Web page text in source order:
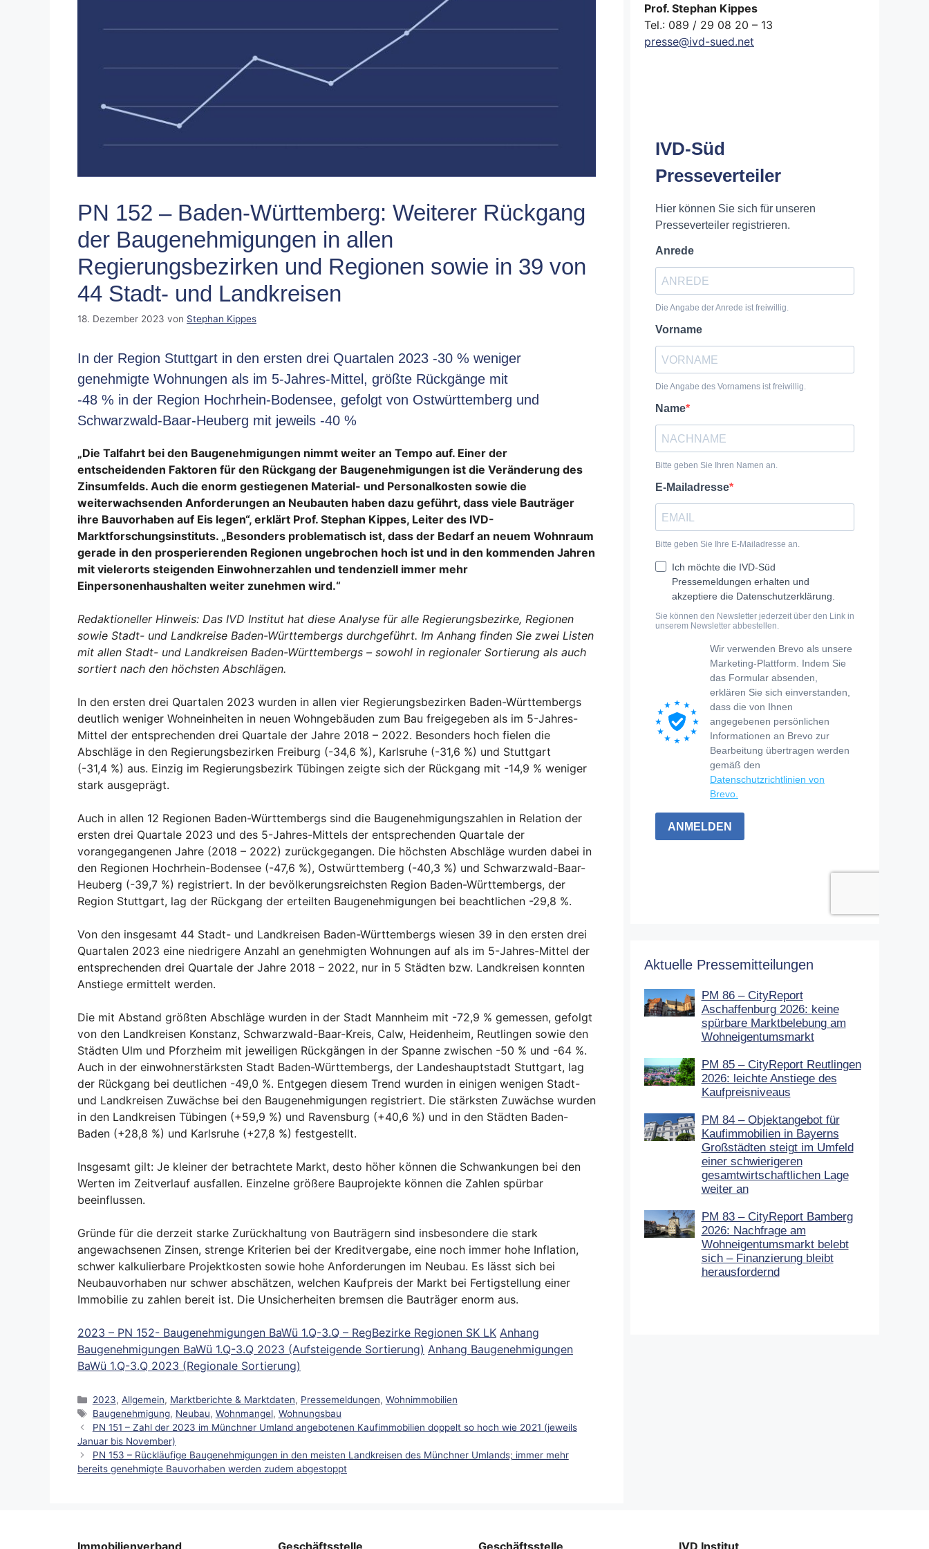
PN 152 – Baden-Württemberg: Weiterer Rückgang
der Baugenehmigungen in allen
Regierungsbezirken und Regionen sowie in 39 von
44 Stadt- und Landkreisen
18. Dezember 2023 von Stephan Kippes
In der Region Stuttgart in den ersten drei Quartalen 2023 -30 % weniger
genehmigte Wohnungen als im 5-Jahres-Mittel, größte Rückgänge mit
-48 % in der Region Hochrhein-Bodensee, gefolgt von Ostwürttemberg und
Schwarzwald-Baar-Heuberg mit jeweils -40 %
„Die Talfahrt bei den Baugenehmigungen nimmt weiter an Tempo auf. Einer der
entscheidenden Faktoren für den Rückgang der Baugenehmigungen ist die Veränderung des
Zinsumfelds. Auch die enorm gestiegenen Material- und Personalkosten sowie die
weiterwachsenden Anforderungen an Neubauten haben dazu geführt, dass viele Bauträger
ihre Bauvorhaben auf Eis legen“, erklärt Prof. Stephan Kippes, Leiter des IVD-
Marktforschungsinstituts. „Besonders problematisch ist, dass der Bedarf an neuem Wohnraum
gerade in den prosperierenden Regionen ungebrochen hoch ist und in den kommenden Jahren
mit vielerorts steigenden Einwohnerzahlen und tendenziell immer mehr
Einpersonenhaushalten weiter zunehmen wird.“
Redaktioneller Hinweis: Das IVD Institut hat diese Analyse für alle Regierungsbezirke, Regionen
sowie Stadt- und Landkreise Baden-Württembergs durchgeführt. Im Anhang finden Sie zwei Listen
mit allen Stadt- und Landkreisen Baden-Württembergs – sowohl in regionaler Sortierung als auch
sortiert nach den höchsten Abschlägen.
In den ersten drei Quartalen 2023 wurden in allen vier Regierungsbezirken Baden-Württembergs
deutlich weniger Wohneinheiten in neuen Wohngebäuden zum Bau freigegeben als im 5-Jahres-
Mittel der entsprechenden drei Quartale der Jahre 2018 – 2022. Besonders hoch fielen die
Abschläge in den Regierungsbezirken Freiburg (-34,6 %), Karlsruhe (-31,6 %) und Stuttgart
(-31,4 %) aus. Einzig im Regierungsbezirk Tübingen zeigte sich der Rückgang mit -14,9 % weniger
stark ausgeprägt.
Auch in allen 12 Regionen Baden-Württembergs sind die Baugenehmigungszahlen in Relation der
ersten drei Quartale 2023 und des 5-Jahres-Mittels der entsprechenden Quartale der
vorangegangenen Jahre (2018 – 2022) zurückgegangen. Die höchsten Abschläge wurden dabei in
den Regionen Hochrhein-Bodensee (-47,6 %), Ostwürttemberg (-40,3 %) und Schwarzwald-Baar-
Heuberg (-39,7 %) registriert. In der bevölkerungsreichsten Region Baden-Württembergs, der
Region Stuttgart, lag der Rückgang der erteilten Baugenehmigungen bei beachtlichen -29,8 %.
Von den insgesamt 44 Stadt- und Landkreisen Baden-Württembergs wiesen 39 in den ersten drei
Quartalen 2023 eine niedrigere Anzahl an genehmigten Wohnungen auf als im 5-Jahres-Mittel der
entsprechenden drei Quartale der Jahre 2018 – 2022, nur in 5 Städten bzw. Landkreisen konnten
Anstiege ermittelt werden.
Die mit Abstand größten Abschläge wurden in der Stadt Mannheim mit -72,9 % gemessen, gefolgt
von den Landkreisen Konstanz, Schwarzwald-Baar-Kreis, Calw, Heidenheim, Reutlingen sowie den
Städten Ulm und Pforzheim mit jeweiligen Rückgängen in der Spanne zwischen -50 % und -64 %.
Auch in der einwohnerstärksten Stadt Baden-Württembergs, der Landeshauptstadt Stuttgart, lag
der Rückgang bei deutlichen -49,0 %. Entgegen diesem Trend wurden in einigen wenigen Stadt-
und Landkreisen Zuwächse bei den Baugenehmigungen registriert. Die stärksten Zuwächse wurden
in den Landkreisen Tübingen (+59,9 %) und Ravensburg (+40,6 %) und in den Städten Baden-
Baden (+28,8 %) und Karlsruhe (+27,8 %) festgestellt.
Insgesamt gilt: Je kleiner der betrachtete Markt, desto höher können die Schwankungen bei den
Werten im Zeitverlauf ausfallen. Einzelne größere Bauprojekte können die Zahlen spürbar
beeinflussen.
Gründe für die derzeit starke Zurückhaltung von Bauträgern sind insbesondere die stark
angewachsenen Zinsen, strenge Kriterien bei der Kreditvergabe, eine noch immer hohe Inflation,
schwer kalkulierbare Projektkosten sowie hohe Anforderungen im Neubau. Es lässt sich bei
Neubauvorhaben nur schwer abschätzen, welchen Kaufpreis der Markt bei Fertigstellung einer
Immobilie zu zahlen bereit ist. Die Unsicherheiten bremsen die Bauträger enorm aus.
2023 – PN 152- Baugenehmigungen BaWü 1.Q-3.Q – RegBezirke Regionen SK LK Anhang
Baugenehmigungen BaWü 1.Q-3.Q 2023 (Aufsteigende Sortierung) Anhang Baugenehmigungen
BaWü 1.Q-3.Q 2023 (Regionale Sortierung)
Kategorien
2023, Allgemein, Marktberichte & Marktdaten, Pressemeldungen, Wohnimmobilien
Schlagwörter
Baugenehmigung, Neubau, Wohnmangel, Wohnungsbau
PN 151 – Zahl der 2023 im Münchner Umland angebotenen Kaufimmobilien doppelt so hoch wie 2021 (jeweils
Januar bis November)
PN 153 – Rückläufige Baugenehmigungen in den meisten Landkreisen des Münchner Umlands; immer mehr
bereits genehmigte Bauvorhaben werden zudem abgestoppt
Prof. Stephan Kippes
Tel.: 089 / 29 08 20 – 13
presse@ivd-sued.net
Aktuelle Pressemitteilungen
PM 86 – CityReport
Aschaffenburg 2026: keine
spürbare Marktbelebung am
Wohneigentumsmarkt
PM 85 – CityReport Reutlingen
2026: leichte Anstiege des
Kaufpreisniveaus
PM 84 – Objektangebot für
Kaufimmobilien in Bayerns
Großstädten steigt im Umfeld
einer schwierigeren
gesamtwirtschaftlichen Lage
weiter an
PM 83 – CityReport Bamberg
2026: Nachfrage am
Wohneigentumsmarkt belebt
sich – Finanzierung bleibt
herausfordernd
Immobilienverband Geschäftsstelle Geschäftsstelle IVD Institut